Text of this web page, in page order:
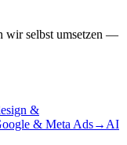
wir selbst umsetzen —
&
& Meta Ads→ AI